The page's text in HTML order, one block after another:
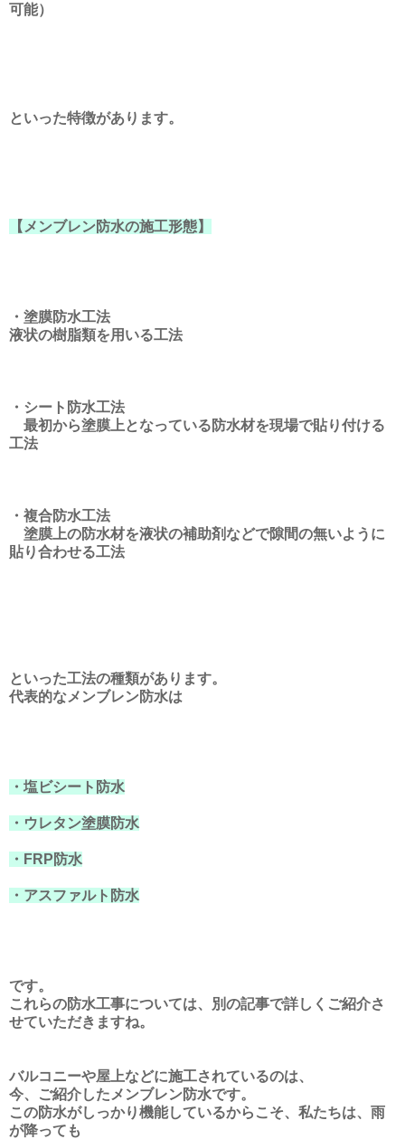
可能）
といった特徴があります。
【メンブレン防水の施工形態】
・塗膜防水工法
液状の樹脂類を用いる工法
・シート防水工法
最初から塗膜上となっている防水材を現場で貼り付ける
工法
・複合防水工法
塗膜上の防水材を液状の補助剤などで隙間の無いように
貼り合わせる工法
といった工法の種類があります。
代表的なメンブレン防水は
・塩ビシート防水
・ウレタン塗膜防水
・FRP防水
・アスファルト防水
です。
これらの防水工事については、別の記事で詳しくご紹介さ
せていただきますね。
バルコニーや屋上などに施工されているのは、
今、ご紹介したメンブレン防水です。
この防水がしっかり機能しているからこそ、私たちは、雨
が降っても